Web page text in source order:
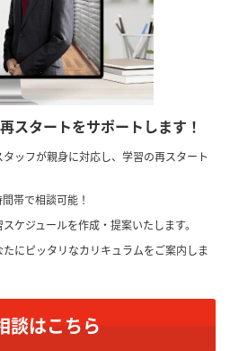
スタートをサポートします！
ッフが親身に対応し、学習の再スタート
帯で相談可能！
ケジュールを作成・提案いたします。
にピッタリなカリキュラムをご案内しま
談はこちら